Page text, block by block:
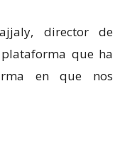
director de
que ha
en que nos